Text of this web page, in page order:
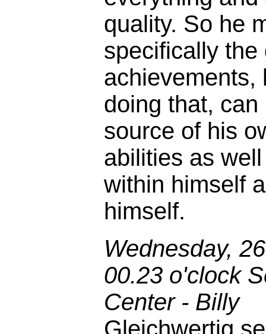
quality. So he
specifically the
achievements,
doing that,
source of his
abilities as
within himself
himself.
Wednesday,
00.23 o'clock
Center - Billy
Gleichwertig